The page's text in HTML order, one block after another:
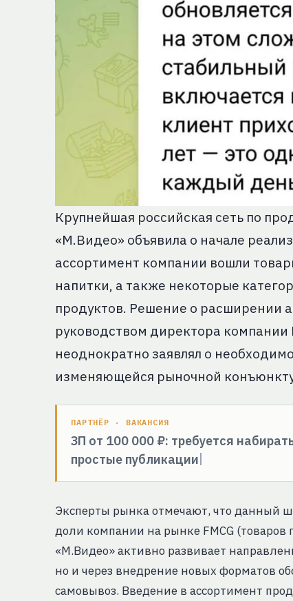
Крупнейшая российская сеть по
«М.Видео» объявила о начале
ассортимент компании вошли
напитки, а также некоторые
продуктов. Решение о расширении
руководством директора компании
неоднократно заявлял о
изменяющейся рыночной
ПАРТНЁР · ВАКАНСИЯ
ЗП от 100 000 ₽: требуется
простые публикации
Эксперты рынка отмечают, что данный
доли компании на рынке FMCG (товаров
«М.Видео» активно развивает
но и через внедрение новых форматов
самовывоз. Введение в ассортимент